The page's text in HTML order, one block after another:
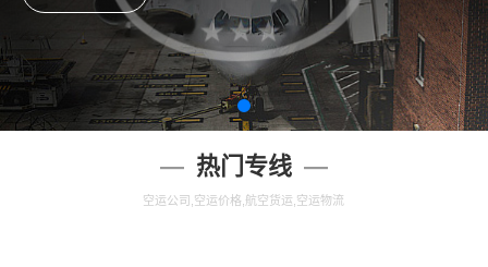
热门专线
空运公司,空运价格,航空货运,空运物流